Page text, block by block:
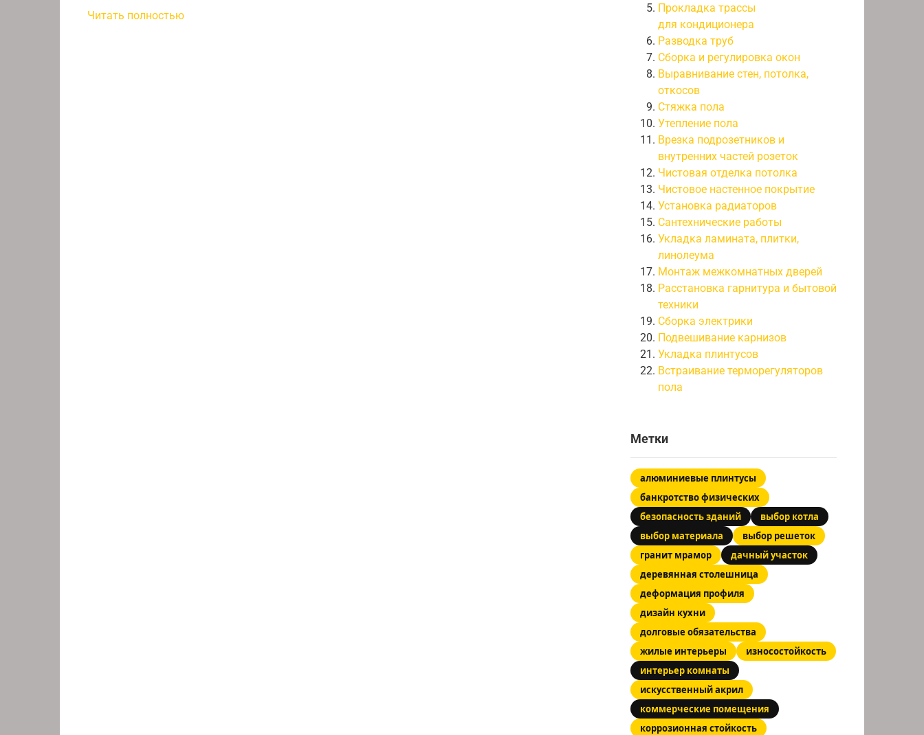
Читать полностью
Прокладка трассы
для кондиционера
Разводка труб
Сборка и регулировка окон
Выравнивание стен, потолка,
откосов
Стяжка пола
Утепление пола
Врезка подрозетников и
внутренних частей розеток
Чистовая отделка потолка
Чистовое настенное покрытие
Установка радиаторов
Сантехнические работы
Укладка ламината, плитки,
линолеума
Монтаж межкомнатных дверей
Расстановка гарнитура и бытовой
техники
Сборка электрики
Подвешивание карнизов
Укладка плинтусов
Встраивание терморегуляторов
пола
Метки
алюминиевые плинтусы
банкротство физических
безопасность зданий
выбор котла
выбор материала
выбор решеток
гранит мрамор
дачный участок
деревянная столешница
деформация профиля
дизайн кухни
долговые обязательства
жилые интерьеры
износостойкость
интерьер комнаты
искусственный акрил
коммерческие помещения
коррозионная стойкость